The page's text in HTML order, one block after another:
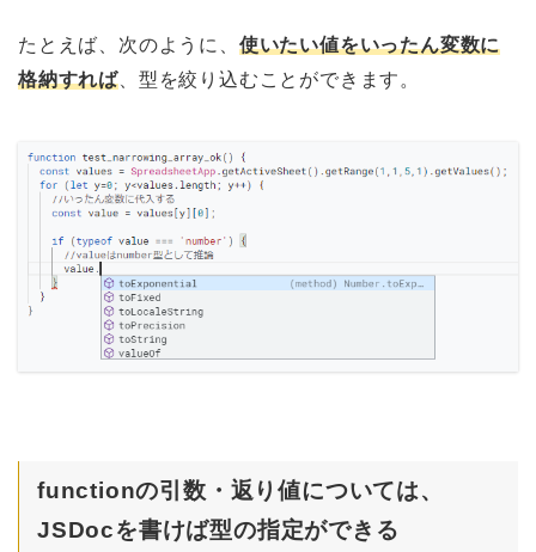
たとえば、次のように、 使いたい値をいったん変数に
格納すれば、型を絞り込むことができます。
functionの引数・返り値については、
JSDocを書けば型の指定ができる